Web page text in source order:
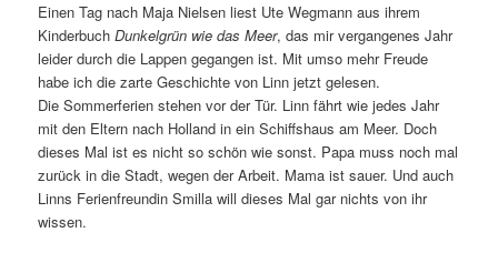
Einen Tag nach Maja Nielsen liest Ute Wegmann aus ihrem
KinderbuchDunkelgrün wie das Meer, das mir vergangenes Jahr
leider durch die Lappen gegangen ist. Mit umso mehr Freude
habe ich die zarte Geschichte von Linn jetzt gelesen.
Die Sommerferien stehen vor der Tür. Linn fährt wie jedes Jahr
mit den Eltern nach Holland in ein Schiffshaus am Meer. Doch
dieses Mal ist es nicht so schön wie sonst. Papa muss noch mal
zurück in die Stadt, wegen der Arbeit. Mama ist sauer. Und auch
Linns Ferienfreundin Smilla will dieses Mal gar nichts von ihr
wissen.